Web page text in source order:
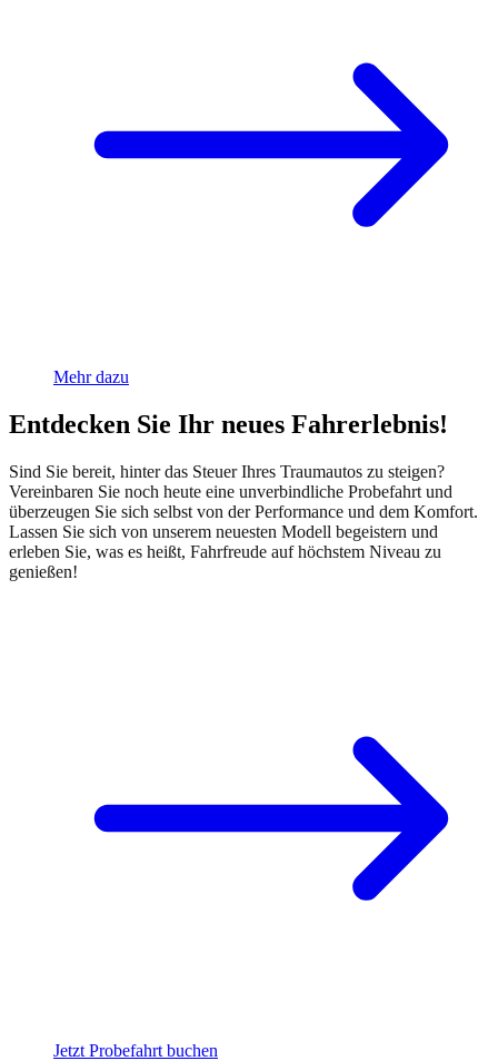
Mehr dazu
Entdecken Sie Ihr neues Fahrerlebnis!
Sind Sie bereit, hinter das Steuer Ihres Traumautos zu steigen?
Vereinbaren Sie noch heute eine unverbindliche Probefahrt und
überzeugen Sie sich selbst von der Performance und dem Komfort.
Lassen Sie sich von unserem neuesten Modell begeistern und
erleben Sie, was es heißt, Fahrfreude auf höchstem Niveau zu
genießen!
Jetzt Probefahrt buchen